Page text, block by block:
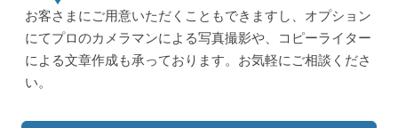
お客さまにご用意いただくこともできますし、オプション
にてプロのカメラマンによる写真撮影や、コピーライター
による文章作成も承っております。お気軽にご相談くださ
い。